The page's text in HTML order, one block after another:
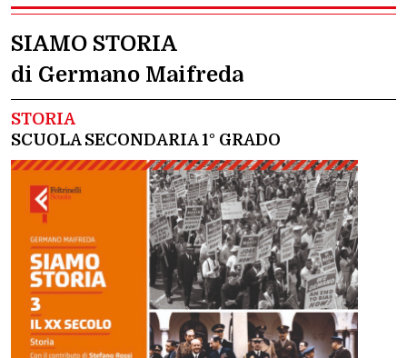
SIAMO STORIA
di Germano Maifreda
STORIA
SCUOLA SECONDARIA 1° GRADO